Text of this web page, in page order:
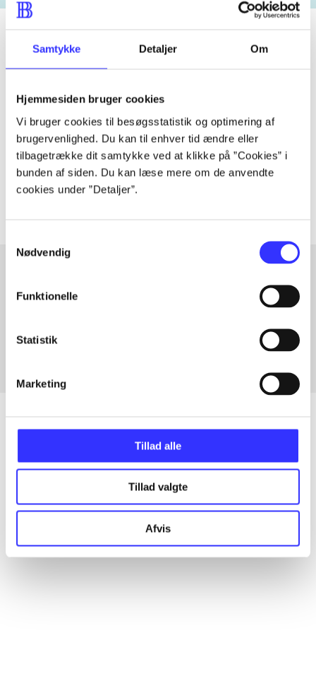
Samtykke Detaljer Om
Hjemmesiden bruger cookies
Vi bruger cookies til besøgsstatistik og optimering af
brugervenlighed. Du kan til enhver tid ændre eller
tilbagetrække dit samtykke ved at klikke på ”Cookies” i
bunden af siden. Du kan læse mere om de anvendte
cookies under ”Detaljer”.
Nødvendig
Funktionelle
Statistik
Marketing
Tillad alle
Tillad valgte
Afvis
Artiklen er en del af
lorem ipsum dolor sit amet ...
Tidsskrift
Artiklerne i handler ofte om
Artikler med samme emner
Artikler
Alle registrerede artikler fordelt på udgivelser